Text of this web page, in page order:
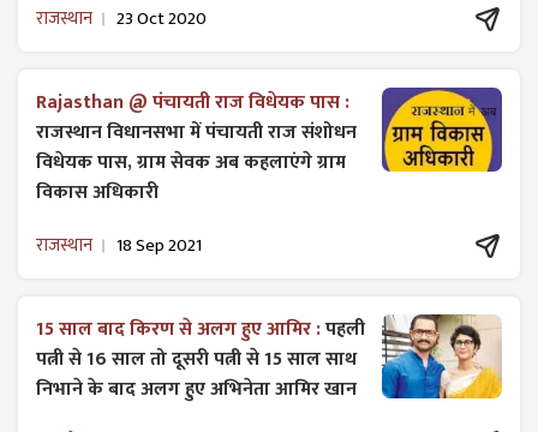
राजस्थान 23 Oct 2020
Rajasthan @ पंचायती राज विधेयक पास :
राजस्थान विधानसभा में पंचायती राज ​संशोधन
विधेयक पास, ग्राम सेवक अब कहलाएंगे ग्राम
विकास अधिकारी
राजस्थान 18 Sep 2021
15 साल बाद किरण से अलग हुए आमिर :पहली
पत्नी से 16 साल तो दूसरी पत्नी से 15 साल साथ
निभाने के बाद अलग हुए अभिनेता आमिर खान